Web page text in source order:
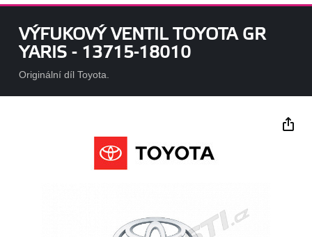
VÝFUKOVÝ VENTIL TOYOTA GR
YARIS - 13715-18010
Originální díl Toyota.